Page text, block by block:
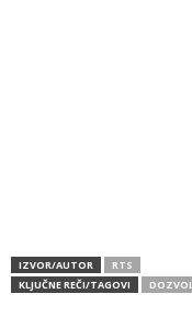
IZVOR/AUTOR
RTS
KLJUČNE REČI/TAGOVI